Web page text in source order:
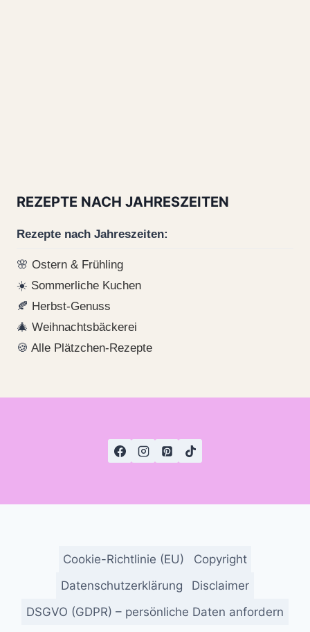
REZEPTE NACH JAHRESZEITEN
Rezepte nach Jahreszeiten:
🌸 Ostern & Frühling
☀️ Sommerliche Kuchen
🍂 Herbst-Genuss
🎄 Weihnachtsbäckerei
🍪 Alle Plätzchen-Rezepte
Cookie-Richtlinie (EU)
Copyright
Datenschutzerklärung
Disclaimer
DSGVO (GDPR) – persönliche Daten anfordern